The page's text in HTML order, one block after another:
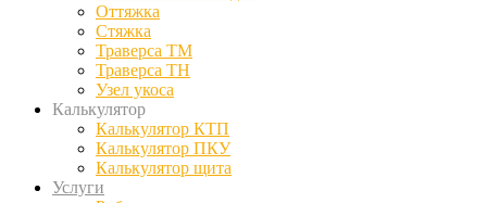
Оттяжка
Стяжка
Траверса ТМ
Траверса ТН
Узел укоса
Калькулятор
Калькулятор КТП
Калькулятор ПКУ
Калькулятор щита
Услуги